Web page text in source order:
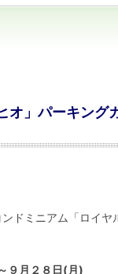
」パーキング
ドミニアム「ロイ
９月２８日(月)